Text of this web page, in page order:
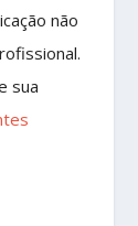
não
sua